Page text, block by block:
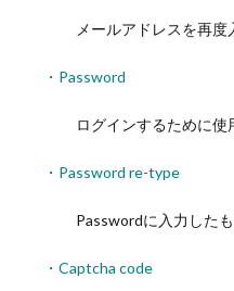
メールアドレスを再度
・Password
ログインするために使
・Password re-type
Passwordに入力した
・Captcha code